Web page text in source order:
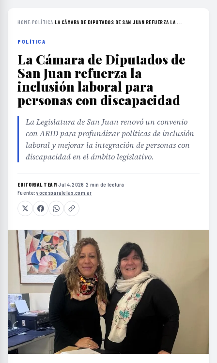
HOME›POLÍTICA›LA CÁMARA DE DIPUTADOS DE SAN JUAN REFUERZA LA ...
POLÍTICA
La Cámara de Diputados de
San Juan refuerza la
inclusión laboral para
personas con discapacidad
La Legislatura de San Juan renovó un convenio
con ARID para profundizar políticas de inclusión
laboral y mejorar la integración de personas con
discapacidad en el ámbito legislativo.
EDITORIAL TEAM·Jul 4, 2026 ·2 min de lectura ·
Fuente:vocesparalelas.com.ar